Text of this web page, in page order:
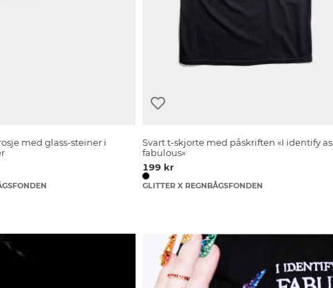
med glass-steiner i
Svart t-skjorte med påskriften «I identify as
fabulous»
199 kr
GLITTER X REGNBÅGSFONDEN